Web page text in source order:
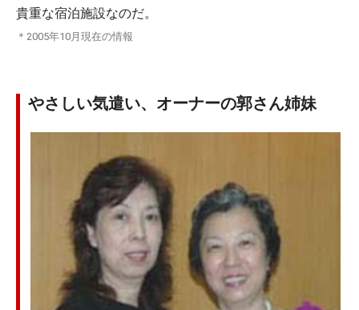
貴重な宿泊施設なのだ。
＊2005年10月現在の情報
やさしい気遣い、オーナーの郭さん姉妹